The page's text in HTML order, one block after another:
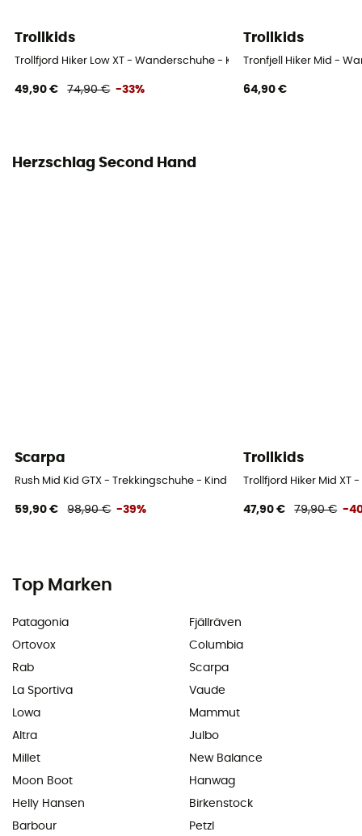
Trollkids
Trollfjord Hiker Low XT - Wanderschuhe - Kind
49,90 € 74,90 € -33%
Trollkids
Tronfjell Hiker Mid -
64,90 €
Herzschlag Second Hand
Scarpa
Rush Mid Kid GTX - Trekkingschuhe - Kind
59,90 € 98,90 € -39%
Trollkids
Trollfjord Hiker Mid XT
47,90 € 79,90 € -
Top Marken
Patagonia
Ortovox
Rab
La Sportiva
Lowa
Altra
Millet
Moon Boot
Helly Hansen
Barbour
Fjällräven
Columbia
Scarpa
Vaude
Mammut
Julbo
New Balance
Hanwag
Birkenstock
Petzl